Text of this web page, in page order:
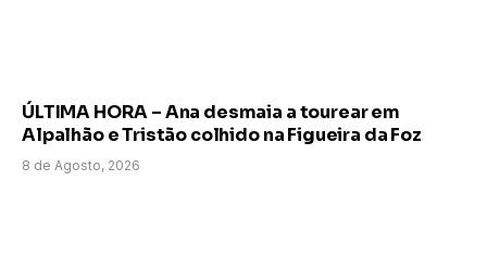
ÚLTIMA HORA – Ana desmaia a tourear em
Alpalhão e Tristão colhido na Figueira da Foz
8 de Agosto, 2026